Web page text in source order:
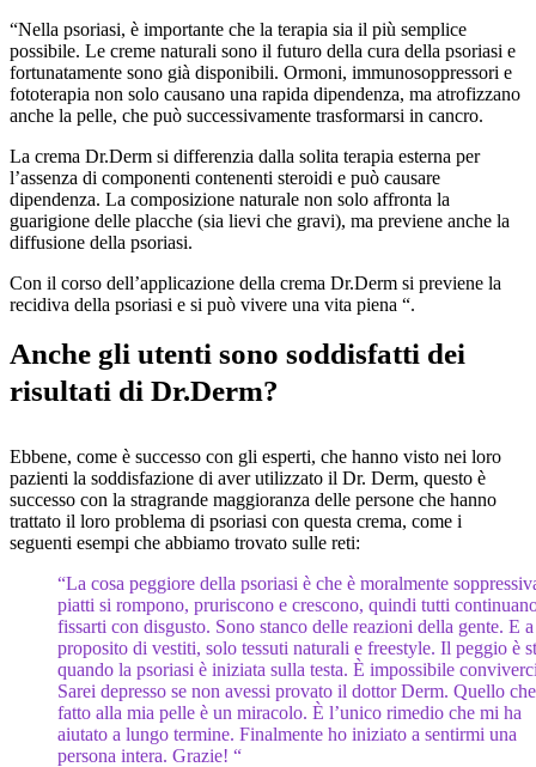
“Nella psoriasi, è importante che la terapia sia il più semplice
possibile. Le creme naturali sono il futuro della cura della psoriasi e
fortunatamente sono già disponibili. Ormoni, immunosoppressori e
fototerapia non solo causano una rapida dipendenza, ma atrofizzano
anche la pelle, che può successivamente trasformarsi in cancro.
La crema Dr.Derm si differenzia dalla solita terapia esterna per
l’assenza di componenti contenenti steroidi e può causare
dipendenza. La composizione naturale non solo affronta la
guarigione delle placche (sia lievi che gravi), ma previene anche la
diffusione della psoriasi.
Con il corso dell’applicazione della crema Dr.Derm si previene la
recidiva della psoriasi e si può vivere una vita piena “.
Anche gli utenti sono soddisfatti dei
risultati di Dr.Derm?
Ebbene, come è successo con gli esperti, che hanno visto nei loro
pazienti la soddisfazione di aver utilizzato il Dr. Derm, questo è
successo con la stragrande maggioranza delle persone che hanno
trattato il loro problema di psoriasi con questa crema, come i
seguenti esempi che abbiamo trovato sulle reti:
“La cosa peggiore della psoriasi è che è moralmente
piatti si rompono, pruriscono e crescono, quindi tutti
fissarti con disgusto. Sono stanco delle reazioni della gente. E a
proposito di vestiti, solo tessuti naturali e freestyle. Il peggio è
quando la psoriasi è iniziata sulla testa. È impossibile
Sarei depresso se non avessi provato il dottor Derm. Quello
fatto alla mia pelle è un miracolo. È l’unico rimedio che mi ha
aiutato a lungo termine. Finalmente ho iniziato a sentirmi una
persona intera. Grazie! “